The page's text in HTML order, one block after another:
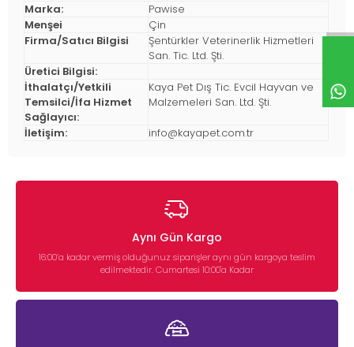
Marka:
Pawise
Menşei
Çin
Firma/Satıcı Bilgisi
Şentürkler Veterinerlik Hizmetleri
San. Tic. Ltd. Şti.
Üretici Bilgisi:
İthalatçı/Yetkili
Temsilci/İfa Hizmet
Sağlayıcı:
Kaya Pet Dış Tic. Evcil Hayvan ve
Malzemeleri San. Ltd. Şti.
İletişim: info@kayapet.com.tr
Aynı Gün Kargo
16:00’a kadar vermiş olduğunuz siparişler aynı gün kargoya teslim
edilmektedir. Cumartesi 10:00'a Kadar